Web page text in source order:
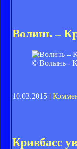
Волинь –
© Волынь -
10.03.2015 |
Кривбасс